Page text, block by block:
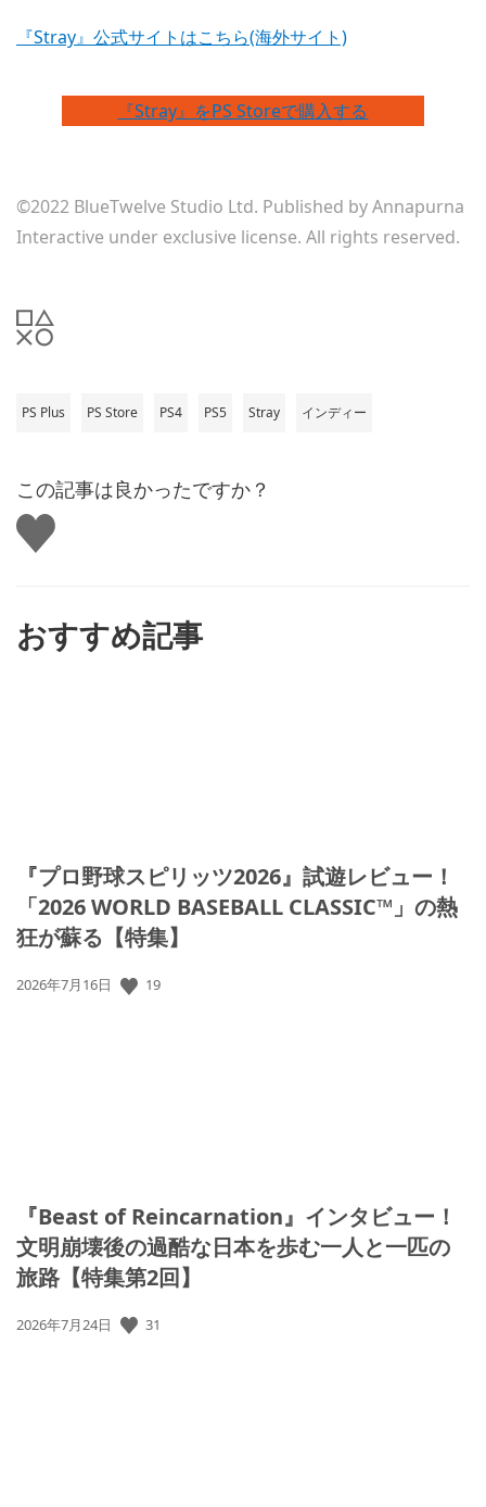
『Stray』公式サイトはこちら(海外サイト)
『Stray』をPS Storeで購入する
©2022 BlueTwelve Studio Ltd. Published by Annapurna
Interactive under exclusive license. All rights reserved.
PS Plus PS Store PS4 PS5 Stray インディー
この記事は良かったですか？
い
い
おすすめ記事
『プロ野球スピリッツ2026』試遊レビュー！
「2026 WORLD BASEBALL CLASSIC™」の熱
狂が蘇る【特集】
公
2026年7月16日 19
『Beast of Reincarnation』インタビュー！
文明崩壊後の過酷な日本を歩む一人と一匹の
旅路【特集第2回】
公
2026年7月24日 31